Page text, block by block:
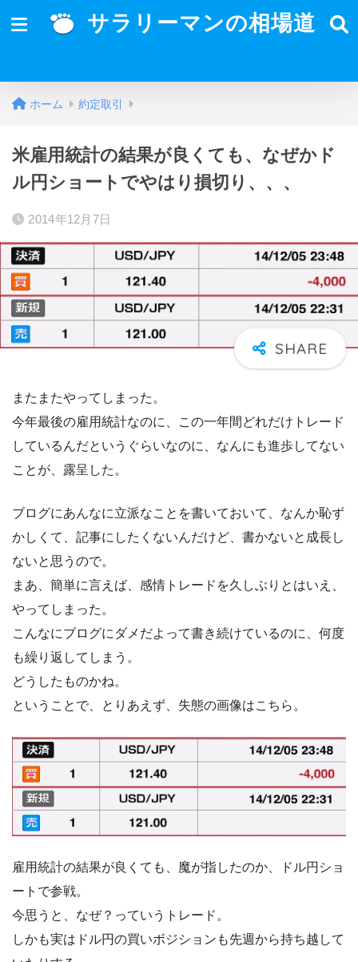
サラリーマンの相場道
ホーム 約定取引
米雇用統計の結果が良くても、なぜかド
ル円ショートでやはり損切り、、、
2014年12月7日
またまたやってしまった。
今年最後の雇用統計なのに、この一年間どれだけトレード
しているんだというぐらいなのに、なんにも進歩してない
ことが、露呈した。
ブログにあんなに立派なことを書いておいて、なんか恥ず
かしくて、記事にしたくないんだけど、書かないと成長し
ないと思うので。
まあ、簡単に言えば、感情トレードを久しぶりとはいえ、
やってしまった。
こんなにブログにダメだよって書き続けているのに、何度
も繰り返してしまう。
どうしたものかね。
ということで、とりあえず、失態の画像はこちら。
雇用統計の結果が良くても、魔が指したのか、ドル円ショ
ートで参戦。
今思うと、なぜ？っていうトレード。
しかも実はドル円の買いボジションも先週から持ち越して